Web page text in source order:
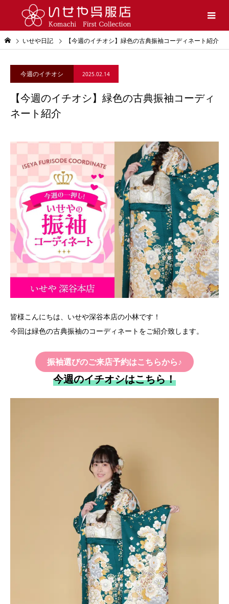
いせや日記 【今週のイチオシ】緑色の古典振袖コーディネート紹介
今週のイチオシ 2025.02.14
【今週のイチオシ】緑色の古典振袖コーディ
ネート紹介
皆様こんにちは、いせや深谷本店の小林です！
今回は緑色の古典振袖のコーディネートをご紹介致します。
振袖選びのご来店予約はこちらから♪
今週のイチオシはこちら！